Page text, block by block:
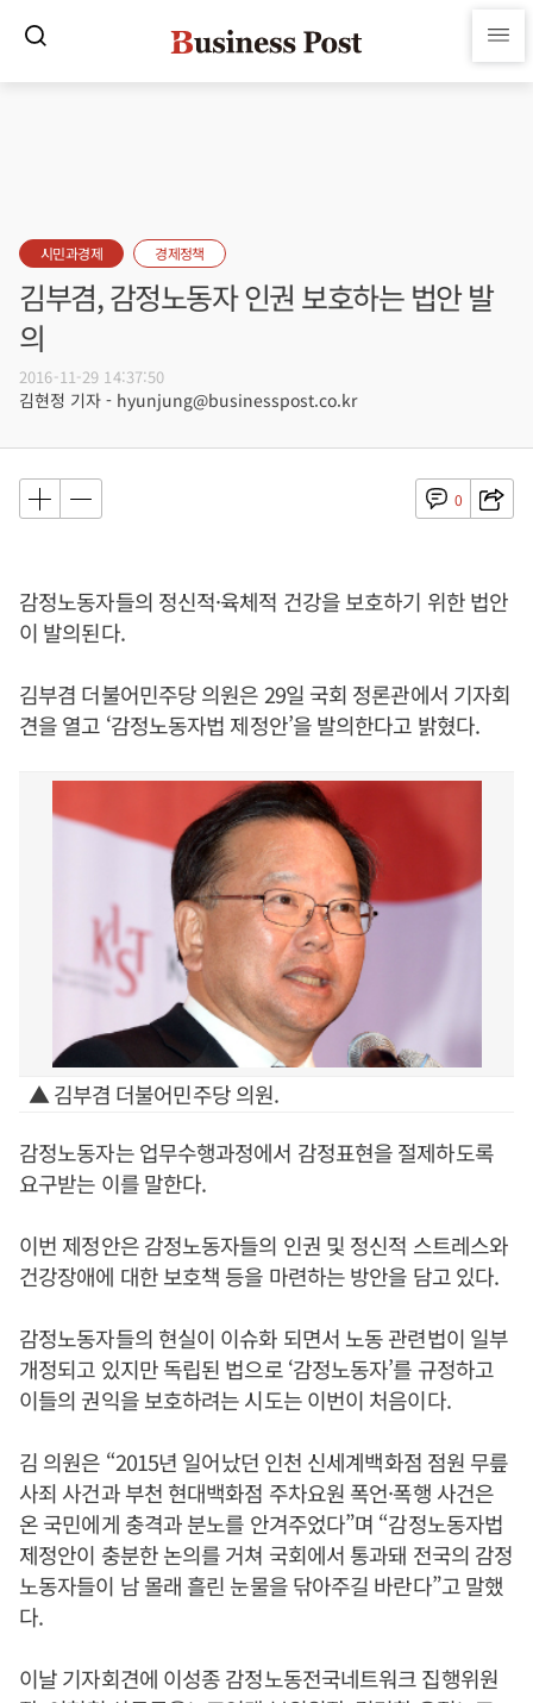
시민과경제 경제정책
김부겸, 감정노동자 인권 보호하는 법안 발
의
2016-11-29 14:37:50
김현정 기자 - hyunjung@businesspost.co.kr
0
감정노동자들의 정신적·육체적 건강을 보호하기 위한 법안
이 발의된다.
김부겸 더불어민주당 의원은 29일 국회 정론관에서 기자회
견을 열고 ‘감정노동자법 제정안’을 발의한다고 밝혔다.
▲ 김부겸 더불어민주당 의원.
감정노동자는 업무수행과정에서 감정표현을 절제하도록
요구받는 이를 말한다.
이번 제정안은 감정노동자들의 인권 및 정신적 스트레스와
건강장애에 대한 보호책 등을 마련하는 방안을 담고 있다.
감정노동자들의 현실이 이슈화 되면서 노동 관련법이 일부
개정되고 있지만 독립된 법으로 ‘감정노동자’를 규정하고
이들의 권익을 보호하려는 시도는 이번이 처음이다.
김 의원은 “2015년 일어났던 인천 신세계백화점 점원 무릎
사죄 사건과 부천 현대백화점 주차요원 폭언·폭행 사건은
온 국민에게 충격과 분노를 안겨주었다”며 “감정노동자법
제정안이 충분한 논의를 거쳐 국회에서 통과돼 전국의 감정
노동자들이 남 몰래 흘린 눈물을 닦아주길 바란다”고 말했
다.
이날 기자회견에 이성종 감정노동전국네트워크 집행위원